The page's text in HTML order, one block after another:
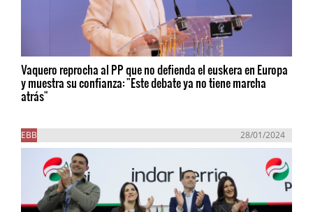
Vaquero reprocha al PP que no defienda el euskera en Europa
y muestra su confianza: "Este debate ya no tiene marcha
atrás"
EBB 28/01/2024